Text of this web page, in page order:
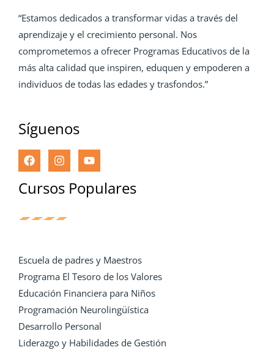
“Estamos dedicados a transformar vidas a través del
aprendizaje y el crecimiento personal. Nos
comprometemos a ofrecer Programas Educativos de la
más alta calidad que inspiren, eduquen y empoderen a
individuos de todas las edades y trasfondos.”
Síguenos
Cursos Populares
Escuela de padres y Maestros
Programa El Tesoro de los Valores
Educación Financiera para Niños
Programación Neurolingüística
Desarrollo Personal
Liderazgo y Habilidades de Gestión